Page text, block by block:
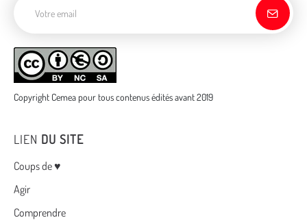
Copyright Cemea pour tous contenus édités avant 2019
LIEN DU SITE
Menu
Coups de ♥
Agir
Comprendre